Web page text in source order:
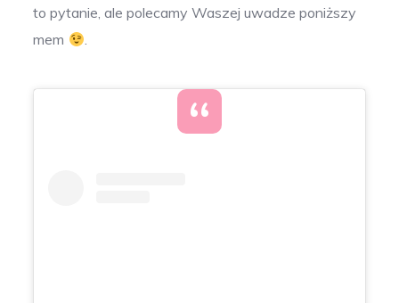
to pytanie, ale polecamy Waszej uwadze poniższy
mem
.